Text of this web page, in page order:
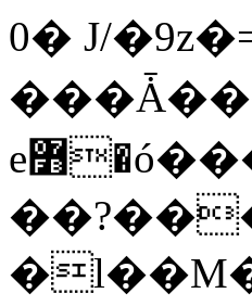
0� J/
e߻�ó���\?��q��� ���X�����g?